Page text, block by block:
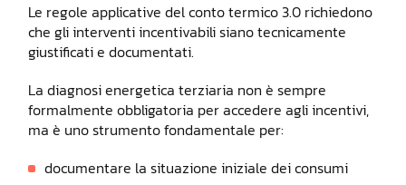
Le regole applicative del conto termico 3.0 richiedono
che gli interventi incentivabili siano tecnicamente
giustificati e documentati.
La diagnosi energetica terziaria non è sempre
formalmente obbligatoria per accedere agli incentivi,
ma è uno strumento fondamentale per:
documentare la situazione iniziale dei consumi